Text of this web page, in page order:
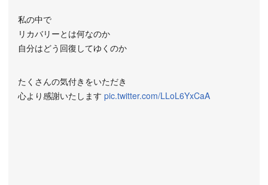
私の中で
リカバリーとは何なのか
自分はどう回復してゆくのか
たくさんの気付きをいただき
心より感謝いたします pic.twitter.com/LLoL6YxCaA